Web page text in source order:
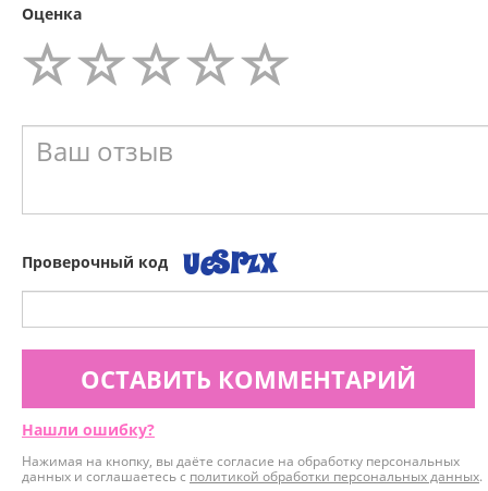
Оценка
Проверочный код
ОСТАВИТЬ КОММЕНТАРИЙ
Нашли ошибку?
Нажимая на кнопку, вы даёте согласие на обработку персональных
данных и соглашаетесь с политикой обработки персональных данных.